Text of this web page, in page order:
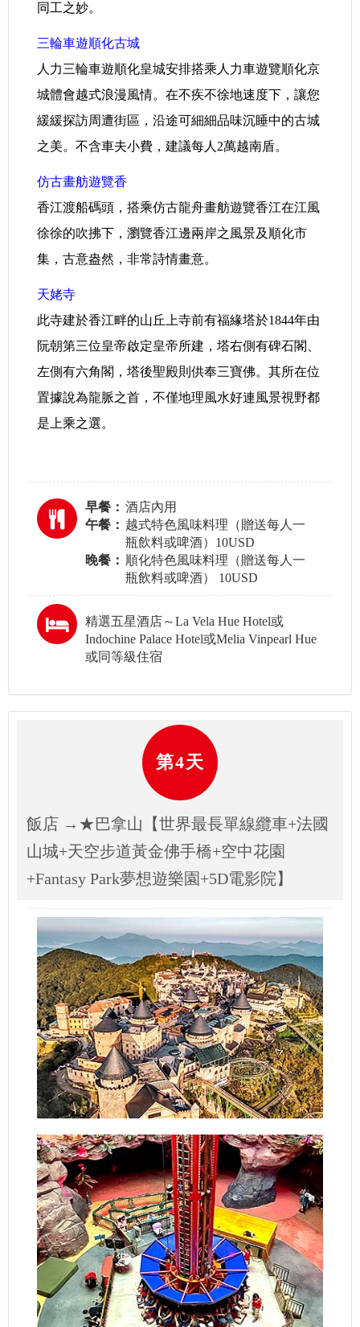
同工之妙。
三輪車遊順化古城
人力三輪車遊順化皇城安排搭乘人力車遊覽順化京
城體會越式浪漫風情。在不疾不徐地速度下，讓您
緩緩探訪周遭街區，沿途可細細品味沉睡中的古城
之美。不含車夫小費，建議每人2萬越南盾。
仿古畫舫遊覽香
香江渡船碼頭，搭乘仿古龍舟畫舫遊覽香江在江風
徐徐的吹拂下，瀏覽香江邊兩岸之風景及順化市
集，古意盎然，非常詩情畫意。
天姥寺
此寺建於香江畔的山丘上寺前有福緣塔於1844年由
阮朝第三位皇帝啟定皇帝所建，塔右側有碑石閣、
左側有六角閣，塔後聖殿則供奉三寶佛。其所在位
置據說為龍脈之首，不僅地理風水好連風景視野都
是上乘之選。
早餐： 酒店內用
午餐： 越式特色風味料理（贈送每人一
瓶飲料或啤酒）10USD
晚餐： 順化特色風味料理（贈送每人一
瓶飲料或啤酒） 10USD
精選五星酒店～La Vela Hue Hotel或
Indochine Palace Hotel或Melia Vinpearl Hue
或同等級住宿
第4天
飯店 →★巴拿山【世界最長單線纜車+法國
山城+天空步道黃金佛手橋+空中花園
+Fantasy Park夢想遊樂園+5D電影院】